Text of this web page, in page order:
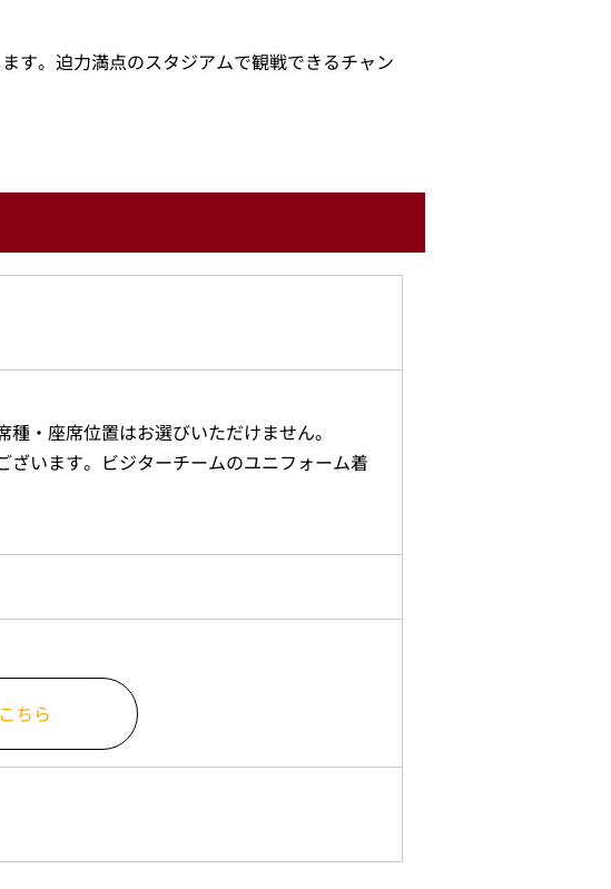
す。迫力満点のスタジアムで観戦できるチャン
・座席位置はお選びいただけません。
います。ビジターチームのユニフォーム着
ちら